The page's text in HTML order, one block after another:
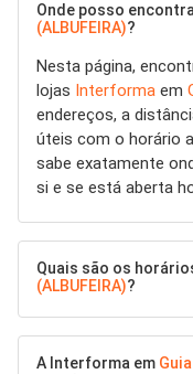
Onde posso
(ALBUFEIRA)?
Nesta página,
lojas Interforma em
endereços, a
úteis com o horário
sabe exatamente
si e se está aberta
Quais são os
(ALBUFEIRA)?
A Interforma em